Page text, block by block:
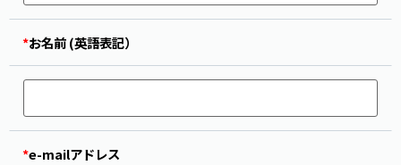
*お名前 (英語表記）
*e-mailアドレス